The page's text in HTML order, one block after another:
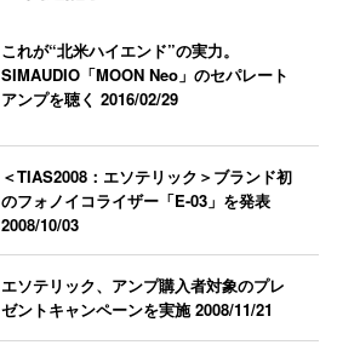
これが“北米ハイエンド”の実力。
SIMAUDIO「MOON Neo」のセパレート
アンプを聴く2016/02/29
＜TIAS2008：エソテリック＞ブランド初
のフォノイコライザー「E-03」を発表
2008/10/03
エソテリック、アンプ購入者対象のプレ
ゼントキャンペーンを実施2008/11/21